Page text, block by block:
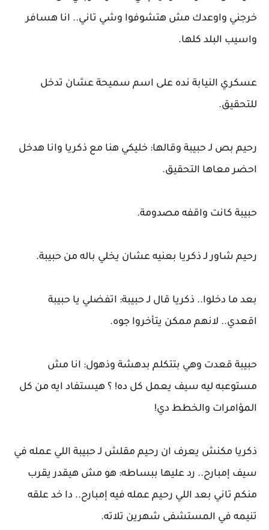
خرجني واوعدك مش هتشوفوا وشي تاني.. انا هسافر
واسيب البلد كلها.
عسكري النيابة نده على اسم سميحة عشان تدخل
للتحقيق.
رحيم بص لـ حبيبة وقالها: خليكي هنا مع ذكريا وانا هدخل
احضر معاها التحقيق.
حبيبة كانت واقفه مصدومة.
رحيم شاور لـ ذكريا بعنيه عشان يخلي باله من حبيبة.
بعد ما دخلوا.. ذكريا قال لـ حبيبة: اتفضلي يا حبيبة
اقعدي.. لانهم ممكن يتأخروا جوه.
حبيبة قعدت وهي بتتكلم بدهشة وذهول: انا مش
مستوعبه ليه سيف يعمل كل ده! ؟ هيستفاد ايه من كل
المؤامرات والخطط دي!
ذكريا مكنش يعرف ان رحيم مقلش لـ حبيبة اللي عمله في
سيف إمبارح.. رد عليها ببساطه: هو مش هيقدر يقرب
منكم تاني بعد اللي رحيم عمله فيه إمبارح.. دا خد علقه
تنيمه في المستشفى شهرين تلاته.